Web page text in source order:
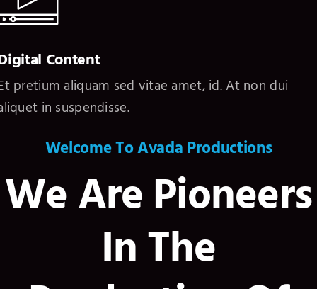
Content
pretium aliquam sed vitae amet, id. At non dui
in suspendisse.
Welcome To Avada Productions
We Are Pioneers
In The